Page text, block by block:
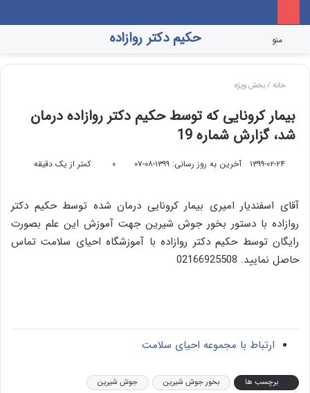
پوسته
حکیم دکتر روازاده منو
خانه / بخش ویژه
بیمار کرونایی که توسط حکیم دکتر روازاده درمان
شد، گزارش شماره 19
۱۳۹۹-۰۲-۲۴ آخرین به روز رسانی: ۱۳۹۹-۰۸-۰۷ ۰ کمتر از یک دقیقه
آقای اسفندیار امیری بیمار کرونایی درمان شده توسط حکیم دکتر
روازاده با دستور بخور جوش شیرین جهت آموزش این علم بصورت
رایگان توسط حکیم دکتر روازاده با آموزشگاه احیای سلامت تماس
حاصل نمایید. 02166925508
ارتباط با مجموعه احیای سلامت
برچسب ها بخور جوش شیرین
جوش شیرین